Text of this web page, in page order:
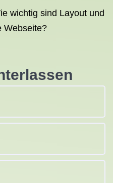
wichtig sind Layout und
Webseite?